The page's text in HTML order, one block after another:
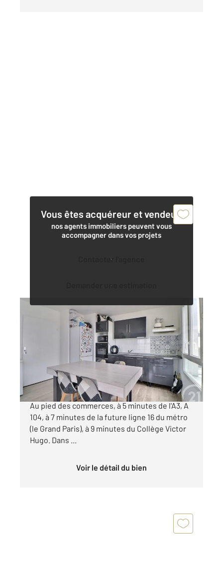
Vous êtes acquéreur et vendeur,
nos agents immobiliers peuvent vous
accompagner dans vos projets
Contacter l'agence
Demander une estimation
AULNAY SOUS BOIS 93
, 3 pièces
Appartement F3 à vendre
170 000 €
AULNAY SOUS BOIS, proche Parc du Sausset.
Au pied des commerces, à 5 minutes de l'A3, A
104, à 7 minutes de la future ligne 16 du métro
(le Grand Paris), à 9 minutes du Collège Victor
Hugo. Dans ...
Voir le détail du bien